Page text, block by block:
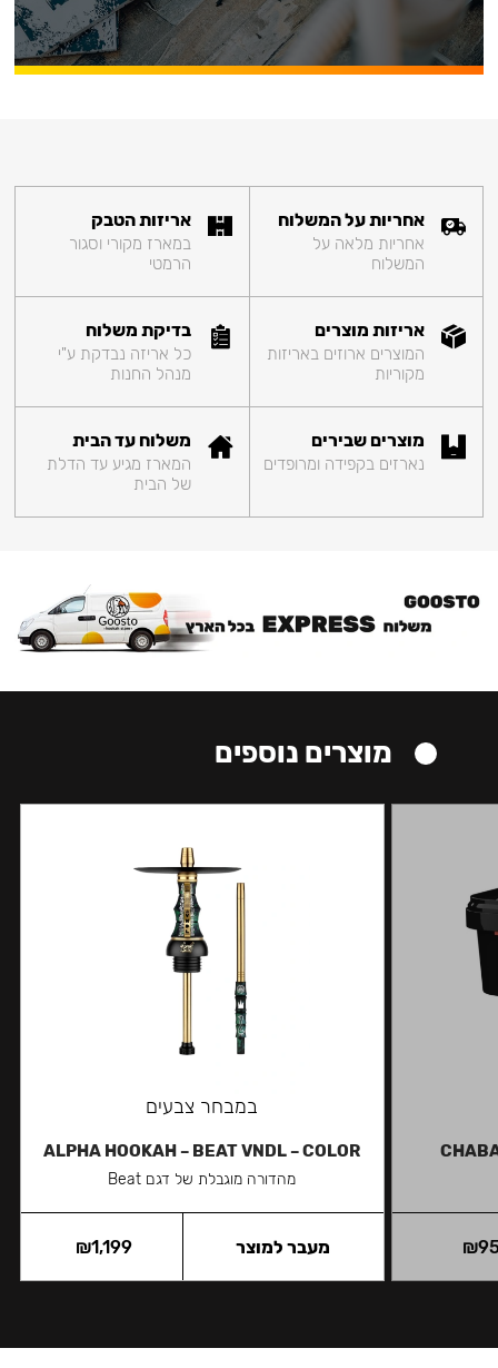
אחריות על המשלוח
אחריות מלאה על
המשלוח
אריזות הטבק
במארז מקורי וסגור
הרמטי
אריזות מוצרים
המוצרים ארוזים באריזות
מקוריות
בדיקת משלוח
כל אריזה נבדקת ע"י
מנהל החנות
מוצרים שבירים
נארזים בקפידה ומרופדים
משלוח עד הבית
המארז מגיע עד הדלת
של הבית
מוצרים נוספים
₪
במבחר צבעים
ALPHA HOOKAH – BEAT VNDL – COLOR
מהדורה מוגבלת של דגם Beat
₪1,199 מעבר למוצר